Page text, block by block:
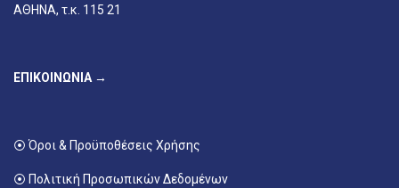
ΑΘΗΝΑ, τ.κ. 115 21
ΕΠΙΚΟΙΝΩΝΙΑ →
⦿ Όροι & Προϋποθέσεις Χρήσης
⦿ Πολιτική Προσωπικών Δεδομένων